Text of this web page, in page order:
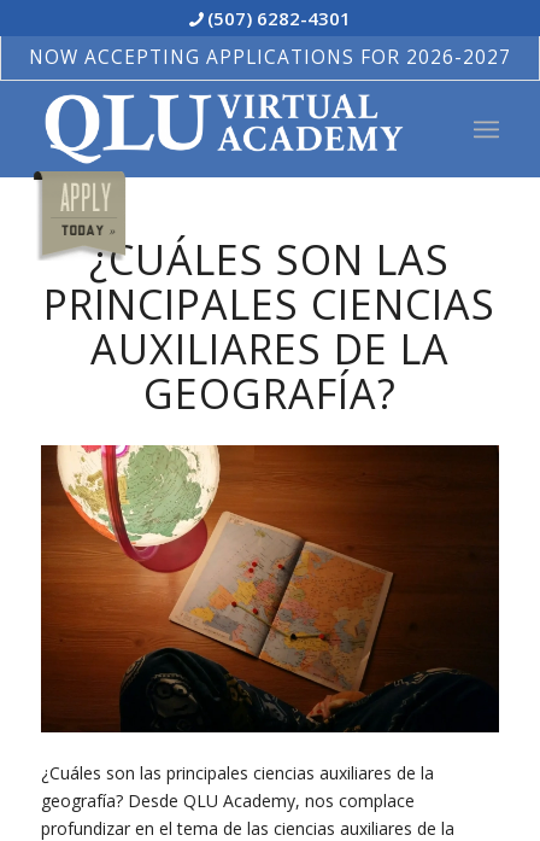
(507) 6282-4301
NOW ACCEPTING APPLICATIONS FOR 2026-2027
¿CUÁLES SON LAS
PRINCIPALES CIENCIAS
AUXILIARES DE LA
GEOGRAFÍA?
¿Cuáles son las principales ciencias auxiliares de la
geografía? Desde QLU Academy, nos complace
profundizar en el tema de las ciencias auxiliares de la